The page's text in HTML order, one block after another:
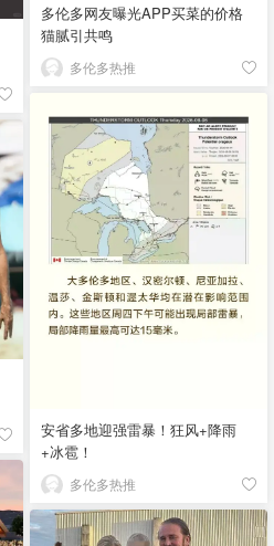
多伦多网友曝光APP买菜的价格
猫腻引共鸣
多伦多热推
安省多地迎强雷暴！狂风+降雨
+冰雹！
多伦多热推